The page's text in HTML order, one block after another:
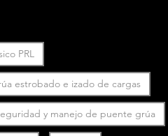
PRL
estrobado e izado de cargas
y manejo de puente grúa